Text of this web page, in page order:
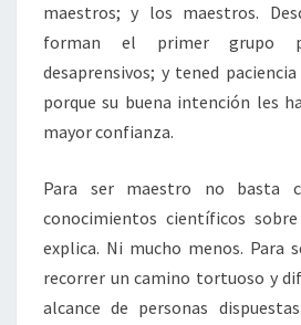
maestros; y los maestros.
forman el primer grupo
desaprensivos; y tened
porque su buena intención les
mayor confianza.
Para ser maestro no basta
conocimientos científicos
explica. Ni mucho menos. Para
recorrer un camino tortuoso y
alcance de personas